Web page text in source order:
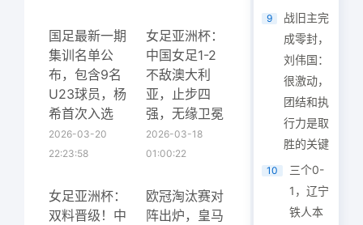
国足最新一期
集训名单公
布，包含9名
U23球员，杨
希首次入选
2026-03-20
22:23:58
女足亚洲杯：
中国女足1-2
不敌澳大利
亚，止步四
强，无缘卫冕
2026-03-18
01:00:22
女足亚洲杯：
双料晋级！中
欧冠淘汰赛对
阵出炉，皇马
9
战旧主完
成零封，
刘伟国：
很激动，
团结和执
行力是取
胜的关键
10
三个0-
1，辽宁
铁人本